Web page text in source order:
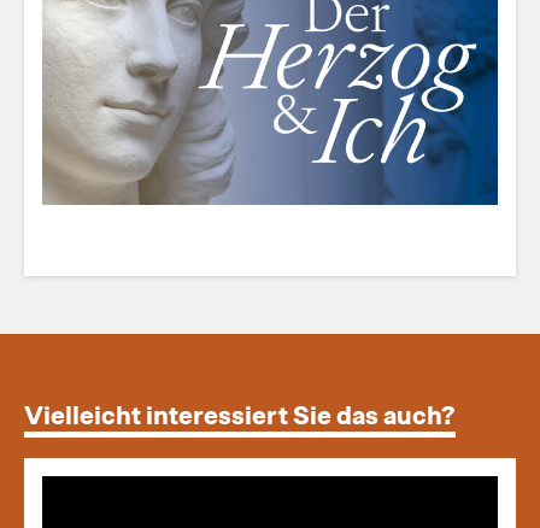
Vielleicht interessiert Sie das auch?